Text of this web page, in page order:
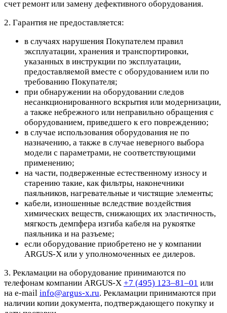
счет ремонт или замену дефективного оборудования.
2. Гарантия не предоставляется:
в случаях нарушения Покупателем правил
эксплуатации, хранения и транспортировки,
указанных в инструкции по эксплуатации,
предоставляемой вместе с оборудованием или по
требованию Покупателя;
при обнаружении на оборудовании следов
несанкционированного вскрытия или модернизации,
а также небрежного или неправильно обращения с
оборудованием, приведшего к его повреждению;
в случае использования оборудования не по
назначению, а также в случае неверного выбора
модели с параметрами, не соответствующими
применению;
на части, подверженные естественному износу и
старению такие, как фильтры, наконечники
паяльников, нагревательные и чистящие элементы;
кабели, изношенные вследствие воздействия
химических веществ, снижающих их эластичность,
мягкость демпфера изгиба кабеля на рукоятке
паяльника и на разъеме;
если оборудование приобретено не у компании
ARGUS-X или у уполномоченных ее дилеров.
3. Рекламации на оборудование принимаются по
телефонам компании ARGUS-X +7 (495) 123–81–01 или
на e-mail info@argus-x.ru. Рекламации принимаются при
наличии копии документа, подтверждающего покупку и